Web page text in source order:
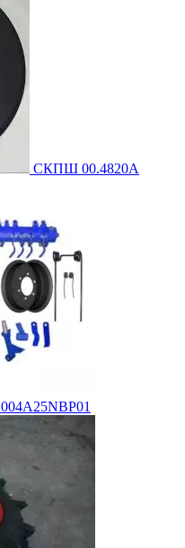
СКПШ 00.4820А